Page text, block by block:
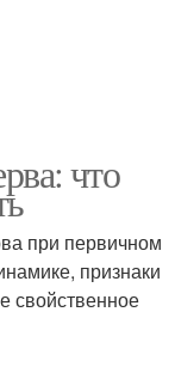
что
при первичном
признаки
свойственное